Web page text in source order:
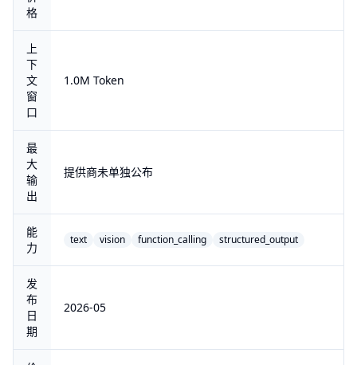
格
上
下
文
窗
口
1.0M Token
最
大
输
出
提供商未单独公布
能
力
text vision function_calling structured_output
发
布
日
期
2026-05